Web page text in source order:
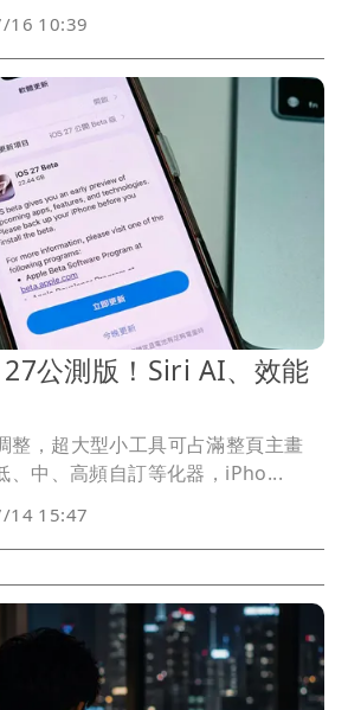
16 10:39
公測版！Siri AI、效能
整，超大型小工具可占滿整頁主畫
、中、高頻自訂等化器，iPho...
14 15:47